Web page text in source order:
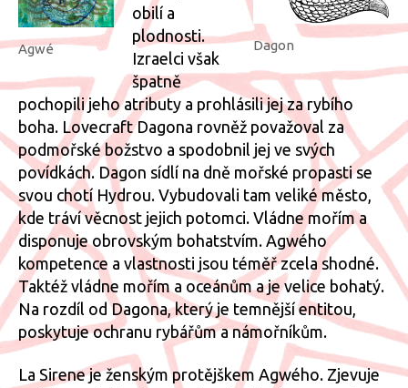
Agwé Dagon
obilí a
plodnosti.
Izraelci však
špatně
pochopili jeho atributy a prohlásili jej za rybího
boha. Lovecraft Dagona rovněž považoval za
podmořské božstvo a spodobnil jej ve svých
povídkách. Dagon sídlí na dně mořské propasti se
svou chotí Hydrou. Vybudovali tam veliké město,
kde tráví věcnost jejich potomci. Vládne mořím a
disponuje obrovským bohatstvím. Agwého
kompetence a vlastnosti jsou téměř zcela shodné.
Taktéž vládne mořím a oceánům a je velice bohatý.
Na rozdíl od Dagona, který je temnější entitou,
poskytuje ochranu rybářům a námořníkům.
La Sirene je ženským protějškem Agwého. Zjevuje